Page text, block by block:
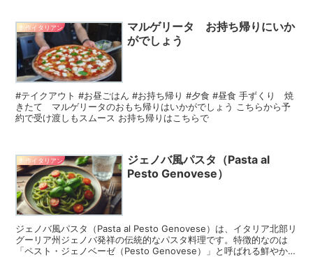
創作イタリアン
マルゲリータ お持ち帰りにいか
がでしょう
#テイクアウト #お昼ごはん #お持ち帰り #夕食 #昼食 手ずくり 焼
きたて マルゲリータのおもち帰りはいかがでしょう こちらから予
約で受け渡しもスムース お持ち帰りはこちらで
創作イタリアン
ジェノバ風パスタ（Pasta al
Pesto Genovese）
ジェノバ風パスタ（Pasta al Pesto Genovese）は、イタリア北部リ
グーリア州ジェノバ発祥の伝統的なパスタ料理です。特徴的なのは
「ペスト・ジェノベーゼ（Pesto Genovese）」と呼ばれる鮮やかな